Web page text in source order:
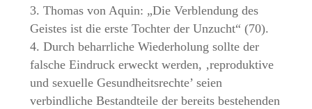
3. Thomas von Aquin: „Die Verblendung des
Geistes ist die erste Tochter der Unzucht“ (70).
4. Durch beharrliche Wiederholung sollte der
falsche Eindruck erweckt werden, ‚reproduktive
und sexuelle Gesundheitsrechte’ seien
verbindliche Bestandteile der bereits bestehenden